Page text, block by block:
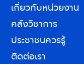
เกี่ยวกับหน่วยงาน
คลังวิชาการ
ประชาชนควรรู้
ติดต่อเรา